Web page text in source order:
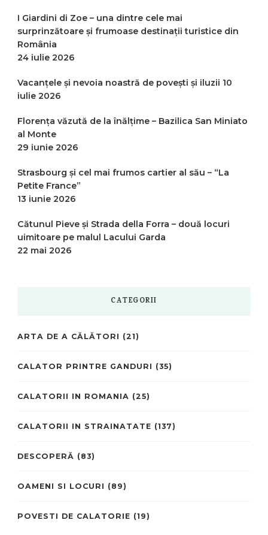
I Giardini di Zoe – una dintre cele mai
surprinzătoare și frumoase destinații turistice din
România
24 iulie 2026
Vacanțele și nevoia noastră de povești și iluzii 10
iulie 2026
Florența văzută de la înălțime – Bazilica San Miniato
al Monte
29 iunie 2026
Strasbourg și cel mai frumos cartier al său – “La
Petite France”
13 iunie 2026
Cătunul Pieve și Strada della Forra – două locuri
uimitoare pe malul Lacului Garda
22 mai 2026
CATEGORII
ARTA DE A CĂLĂTORI (21)
CALATOR PRINTRE GANDURI (35)
CALATORII IN ROMANIA (25)
CALATORII IN STRAINATATE (137)
DESCOPERĂ (83)
OAMENI SI LOCURI (89)
POVESTI DE CALATORIE (19)